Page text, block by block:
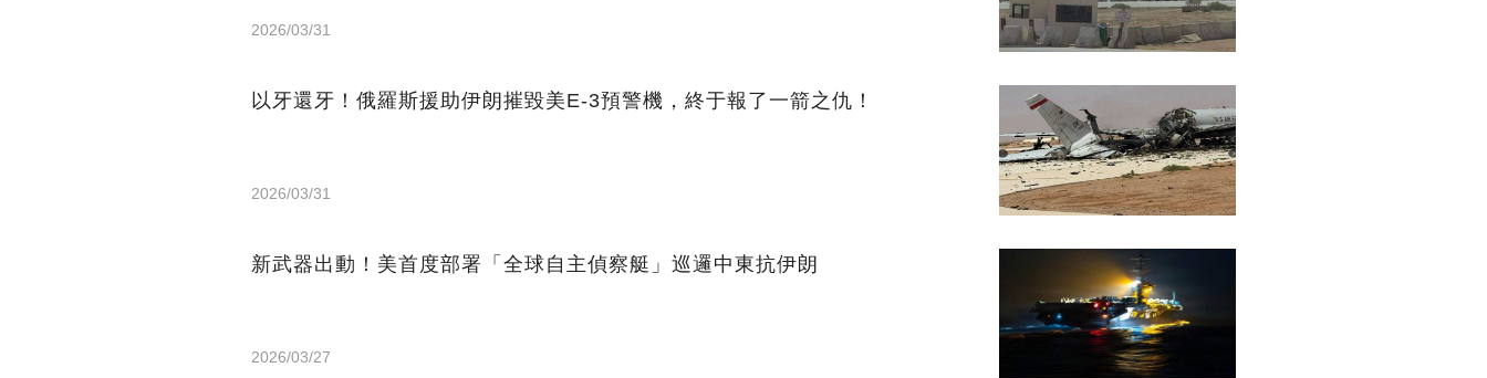
2026/03/31
以牙還牙！俄羅斯援助伊朗摧毀美E-3預警機，終于報了一箭之仇！
2026/03/31
新武器出動！美首度部署「全球自主偵察艇」巡邏中東抗伊朗
2026/03/27